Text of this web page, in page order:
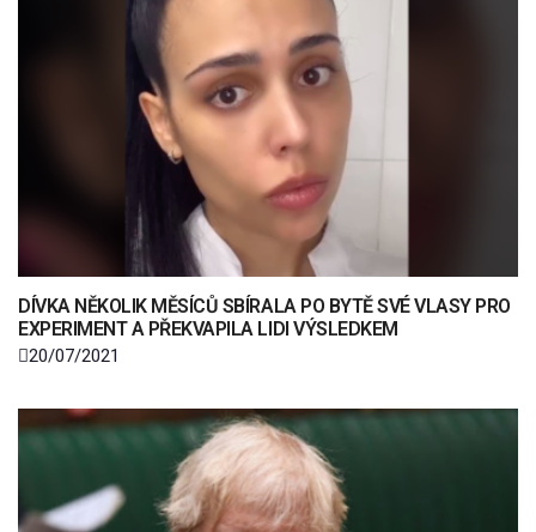
DÍVKA NĚKOLIK MĚSÍCŮ SBÍRALA PO BYTĚ SVÉ VLASY PRO
EXPERIMENT A PŘEKVAPILA LIDI VÝSLEDKEM
20/07/2021